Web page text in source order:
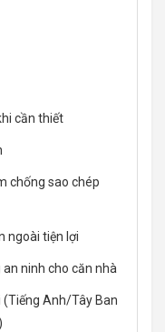
cần thiết
chống sao chép
ngoài tiện lợi
ninh cho căn nhà
Anh/Tây Ban